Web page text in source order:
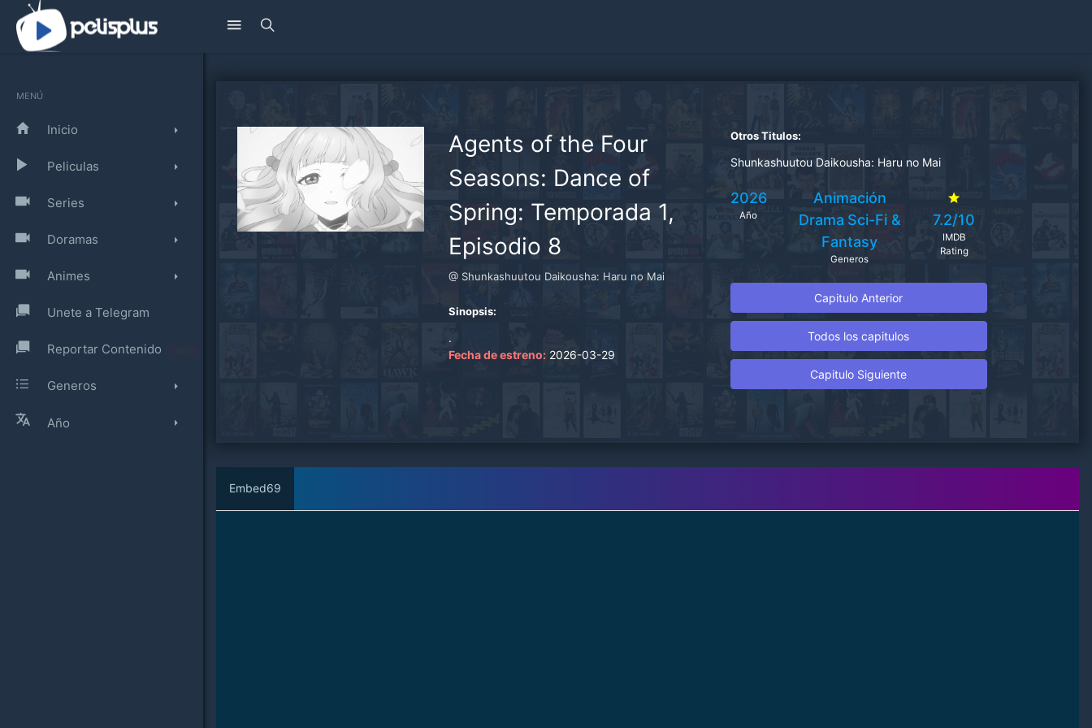
MENÚ
Inicio
Peliculas
Series
Doramas
Animes
Unete a Telegram
Reportar Contenido
Generos
Año
Agents of the Four
Seasons: Dance of
Spring: Temporada 1,
Episodio 8
@ Shunkashuutou Daikousha: Haru no Mai
Sinopsis:
.
Fecha de estreno: 2026-03-29
Otros Titulos:
Shunkashuutou Daikousha: Haru no Mai
2026
Año
Animación
Drama Sci-Fi &
Fantasy
Generos
7.2/10
IMDB
Rating
Capitulo Anterior
Todos los capitulos
Capitulo Siguiente
Embed69